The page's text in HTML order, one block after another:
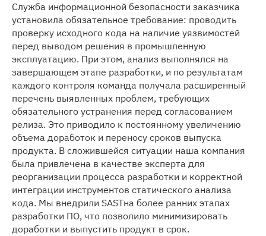
Служба информационной безопасности заказчика
установила обязательное требование: проводить
проверку исходного кода на наличие уязвимостей
перед выводом решения в промышленную
эксплуатацию. При этом, анализ выполнялся на
завершающем этапе разработки, и по результатам
каждого контроля команда получала расширенный
перечень выявленных проблем, требующих
обязательного устранения перед согласованием
релиза. Это приводило к постоянному увеличению
объема доработок и переносу сроков выпуска
продукта. В сложившейся ситуации наша компания
была привлечена в качестве эксперта для
реорганизации процесса разработки и корректной
интеграции инструментов статического анализа
кода. Мы внедрили SASTна более ранних этапах
разработки ПО, что позволило минимизировать
доработки и выпустить продукт в срок.